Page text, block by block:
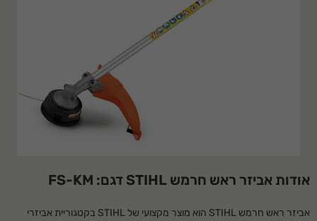
אודות אביזר ראש חרמש STIHL דגם: FS-KM
אביזר ראש חרמש STIHL הוא מוצר מקצועי של STIHL בקטגוריית אביזרי